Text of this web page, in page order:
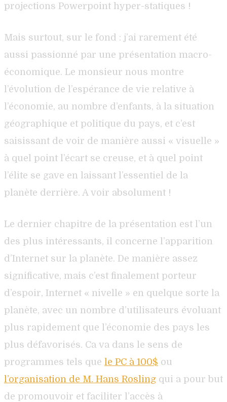
projections Powerpoint hyper-statiques !
Mais surtout, sur le fond : j’ai rarement été
aussi passionné par une présentation macro-
économique. Le monsieur nous montre
l’évolution de l’espérance de vie relative à
l’économie, au nombre d’enfants, à la situation
géographique et politique du pays, et c’est
saisissant de voir de manière aussi « visuelle »
à quel point l’écart se creuse, et à quel point
l’élite se gave en laissant l’essentiel de la
planète derrière. A voir absolument !
Le dernier chapitre de la présentation est l’un
des plus intéressants, il concerne l’apparition
d’Internet sur la planète. De manière assez
significative, mais c’est finalement porteur
d’espoir, Internet « nivelle » en quelque sorte la
planète, avec un nombre d’utilisateurs évoluant
plus rapidement que l’économie des pays les
plus défavorisés. Ca va dans le sens de
programmes tels que le PC à 100$ ou
l’organisation de M. Hans Rosling qui a pour but
de promouvoir et faciliter l’accès à